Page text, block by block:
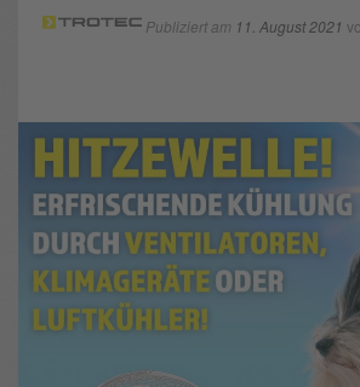
Publiziert am 11. August 2021